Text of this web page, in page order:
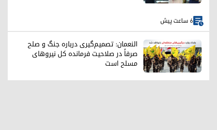
6 ساعت پیش
النعمان: تصمیم‌گیری درباره جنگ و صلح
صرفاً در صلاحیت فرمانده کل نیروهای
مسلح است